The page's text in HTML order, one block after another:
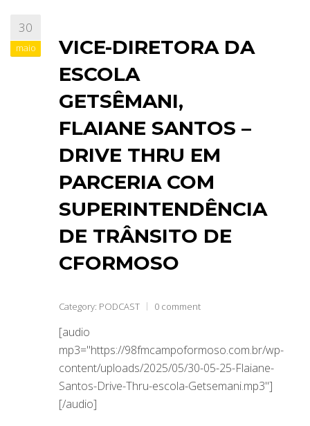
30
maio
VICE-DIRETORA DA
ESCOLA
GETSÊMANI,
FLAIANE SANTOS –
DRIVE THRU EM
PARCERIA COM
SUPERINTENDÊNCIA
DE TRÂNSITO DE
CFORMOSO
Category: PODCAST 0 comment
[audio
mp3="https://98fmcampoformoso.com.br/wp-
content/uploads/2025/05/30-05-25-Flaiane-
Santos-Drive-Thru-escola-Getsemani.mp3"]
[/audio]